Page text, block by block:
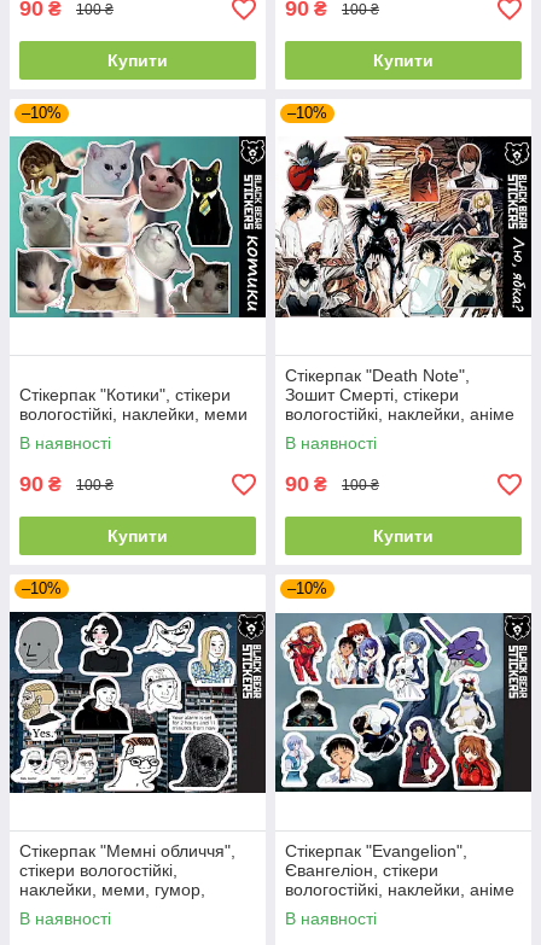
90 ₴ 100 ₴
Купити
90 ₴ 100 ₴
Купити
–10%
Стікерпак "Котики", стікери
вологостійкі, наклейки, меми
В наявності
90 ₴ 100 ₴
Купити
–10%
Стікерпак "Death Note",
Зошит Смерті, стікери
вологостійкі, наклейки, аніме
В наявності
90 ₴ 100 ₴
Купити
–10%
Стікерпак "Мемні обличчя",
стікери вологостійкі,
наклейки, меми, гумор,
мемні стікери
В наявності
–10%
Стікерпак "Evangelion",
Євангеліон, стікери
вологостійкі, наклейки, аніме
В наявності